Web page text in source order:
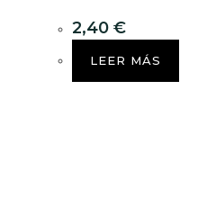
2,40 €
LEER MÁS